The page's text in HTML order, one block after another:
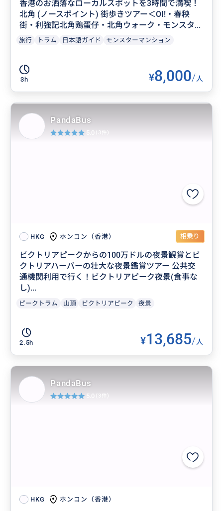
香港のお洒落なローカルスポットを3時間で満喫！
北角 (ノースポイント) 街歩きツアー＜OI!・春秧
街・利強記北角鶏蛋仔・北角ウォーク・モンスタ...
旅行 トラム 日本語ガイド モンスターマンション
3h ¥8,000/人
HKG ホンコン（香港） 相乗り
ビクトリアピークからの100万ドルの夜景観賞とビ
クトリアハーバーの壮大な夜景鑑賞ツアー 公共交
通機関利用で行く！ビクトリアピーク夜景(食事な
し)...
ピークトラム 山頂 ビクトリアピーク 夜景
2.5h ¥13,685/人
PandaBus
5.0 (3件)
HKG ホンコン（香港）
PandaBus
5.0 (3件)